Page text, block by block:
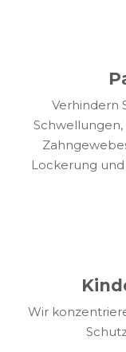
Verhindern
Lockerung
Wir